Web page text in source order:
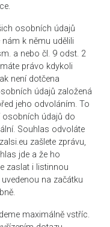
osobních údajů
k němu udělili
a nebo čl. 9 odst. 2
právo kdykoli
není dotčena
údajů založená
jeho odvoláním. To
osobních údajů do
Souhlas odvoláte
zašlete zprávu,
jde a že ho
zaslat i listinnou
na začátku
maximálně vstříc.